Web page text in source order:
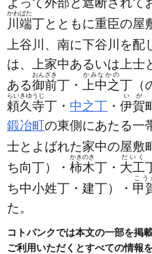
よって外部と遮断されて
川端
かわばた
丁とともに重臣の屋
上谷川、南に下谷川を配
は、上家中あるいは上士
ある御前
おんざき
丁・ 上中之
かみなかの
丁
頼久寺
らいきゆうじ
丁・ 中之丁 ・ 伊賀
いが
鍛冶町 の東側にあたる一
士とよばれた家中の屋敷
ち向丁）
・ 柿木
かきのき
丁・ 大工
だいく
ち中小姓丁・建丁）
・ 甲
こう
た。
コトバンクでは本文の一部を掲
ご利用いただくとすべての情報